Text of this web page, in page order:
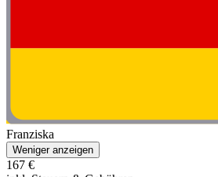
Franziska
Weniger anzeigen
167 €